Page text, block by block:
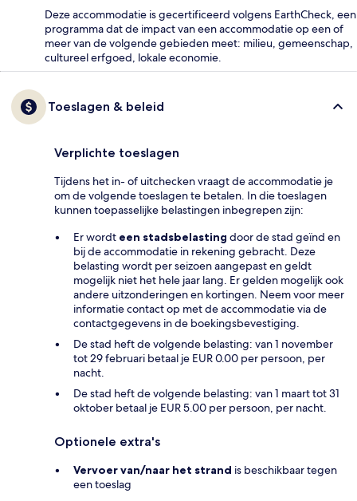
Deze accommodatie is gecertificeerd volgens EarthCheck, een
programma dat de impact van een accommodatie op een of
meer van de volgende gebieden meet: milieu, gemeenschap,
cultureel erfgoed, lokale economie.
Toeslagen & beleid
Verplichte toeslagen
Tijdens het in- of uitchecken vraagt de accommodatie je
om de volgende toeslagen te betalen. In die toeslagen
kunnen toepasselijke belastingen inbegrepen zijn:
Er wordt een stadsbelasting door de stad geïnd en
bij de accommodatie in rekening gebracht. Deze
belasting wordt per seizoen aangepast en geldt
mogelijk niet het hele jaar lang. Er gelden mogelijk ook
andere uitzonderingen en kortingen. Neem voor meer
informatie contact op met de accommodatie via de
contactgegevens in de boekingsbevestiging.
De stad heft de volgende belasting: van 1 november
tot 29 februari betaal je EUR 0.00 per persoon, per
nacht.
De stad heft de volgende belasting: van 1 maart tot 31
oktober betaal je EUR 5.00 per persoon, per nacht.
Optionele extra's
Vervoer van/naar het strand is beschikbaar tegen
een toeslag